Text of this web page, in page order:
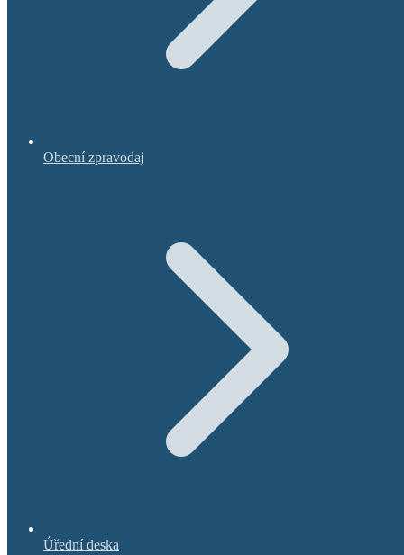
Obecní zpravodaj
Úřední deska